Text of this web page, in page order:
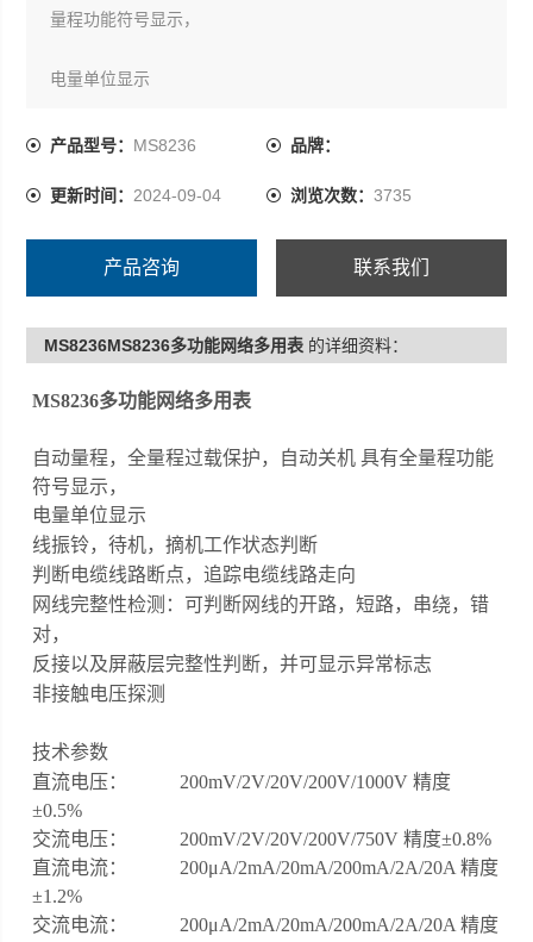
量程功能符号显示，
电量单位显示
线振铃，待机，摘机工作状态判断
判断电缆线路断点，追踪电缆线路走向
网线完整性检测：可判断网线的开路，短路，串绕，错
反接以及屏蔽层完整性判断，并可显示异常标志
非接触电压探测
产品型号： MS8236 品牌：
更新时间： 2024-09-04 浏览次数： 3735
产品咨询 联系我们
MS8236MS8236多功能网络多用表 的详细资料：
MS8236多功能网络多用表
自动量程，全量程过载保护，自动关机 具有全量程功能
符号显示，
电量单位显示
线振铃，待机，摘机工作状态判断
判断电缆线路断点，追踪电缆线路走向
网线完整性检测：可判断网线的开路，短路，串绕，错
对，
反接以及屏蔽层完整性判断，并可显示异常标志
非接触电压探测
技术参数
直流电压：
200mV/2V/20V/200V/1000V精度
±0.5%
交流电压：
200mV/2V/20V/200V/750V精度±0.8%
直流电流：
200μA/2mA/20mA/200mA/2A/20A精度
±1.2%
交流电流：
200μA/2mA/20mA/200mA/2A/20A精度